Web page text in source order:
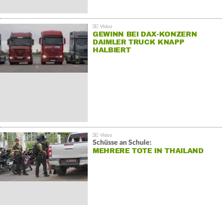
GEWINN BEI DAX-KONZERN
DAIMLER TRUCK KNAPP
HALBIERT
Schüsse an Schule:
MEHRERE TOTE IN THAILAND